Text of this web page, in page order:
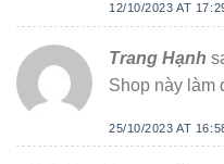
12/10/2023 AT
Trang Hạnh
Shop này làm
25/10/2023 AT